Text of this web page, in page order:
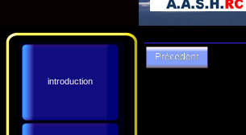
introduction